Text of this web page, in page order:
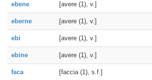
ebene [avere (1), v.]
eberne [avere (1), v.]
ebi [avere (1), v.]
ebine [avere (1), v.]
faca [faccia (1), s.f.]